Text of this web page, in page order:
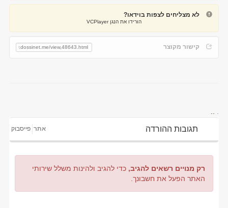
לא מצליחים לצפות בוידאו?
הורידו את הנגן VCPlayer
קישור מקוצר
תגובות ההורדה אתר פייסבוק
רק מנויים רשאים להגיב, כדי להגיב ולהינות משלל שירותי
האתר הפעל את חשבונך.